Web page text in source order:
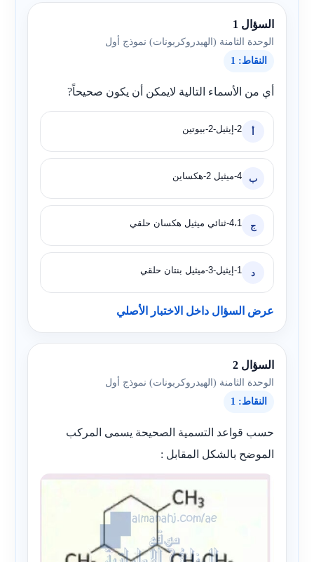
السؤال 1
الوحدة الثامنة (الهيدروكربونات) نموذج أول
النقاط: 1
أي من الأسماء التالية لايمكن أن يكون صحيحاً?
أ 2-إيثيل-2-بيوتين
ب 4-ميثيل 2-هكساين
ج 4،1-ثنائي ميثيل هكسان حلقي
د 1-إيثيل-3-ميثيل بنتان حلقي
عرض السؤال داخل الاختبار الأصلي
السؤال 2
الوحدة الثامنة (الهيدروكربونات) نموذج أول
النقاط: 1
حسب قواعد التسمية الصحيحة يسمى المركب
الموضح بالشكل المقابل :